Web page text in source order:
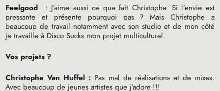
Feelgood
: J’aime aussi ce que fait Christophe. Si l’envie est
pressante et présente pourquoi pas ? Mais Christophe a
beaucoup de travail notamment avec son studio et de mon côté
je travaille à Disco Sucks mon projet multiculturel.
Vos projets ?
Christophe Van Huffel : Pas mal de réalisations et de mixes.
Avec beaucoup de jeunes artistes que j’adore !!!